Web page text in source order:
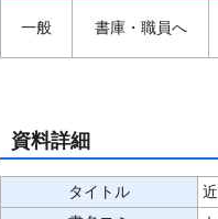
一般 書庫・職員へ
資料詳細
タイトル